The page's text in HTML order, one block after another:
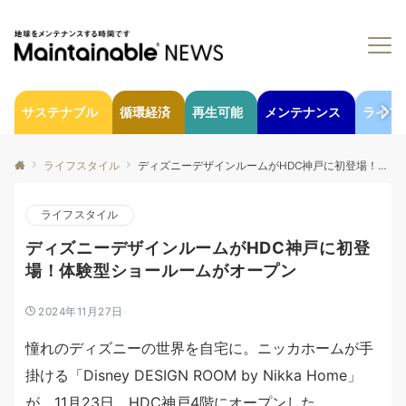
サステナブル 循環経済 再生可能 メンテナンス ライフ
ライフスタイル ディズニーデザインルームがHDC神戸に初登場！体験型ショールームがオープン
ライフスタイル
ディズニーデザインルームがHDC神戸に初登
場！体験型ショールームがオープン
2024年11月27日
憧れのディズニーの世界を自宅に。ニッカホームが手
掛ける「Disney DESIGN ROOM by Nikka Home」
が、11月23日、HDC神戸4階にオープンした。